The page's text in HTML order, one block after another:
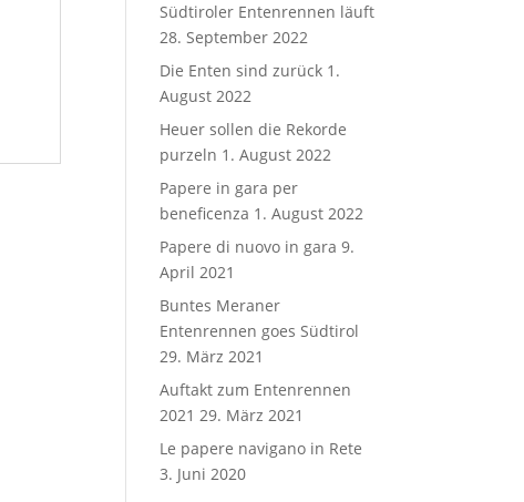
Südtiroler Entenrennen läuft
28. September 2022
Die Enten sind zurück 1.
August 2022
Heuer sollen die Rekorde
purzeln 1. August 2022
Papere in gara per
beneficenza 1. August 2022
Papere di nuovo in gara 9.
April 2021
Buntes Meraner
Entenrennen goes Südtirol
29. März 2021
Auftakt zum Entenrennen
2021 29. März 2021
Le papere navigano in Rete
3. Juni 2020